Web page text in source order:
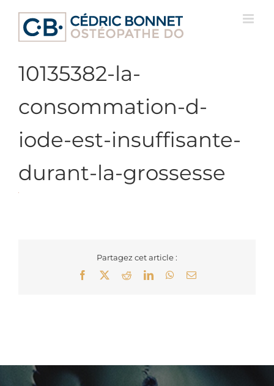
contenu
10135382-la-
consommation-d-
iode-est-insuffisante-
durant-la-grossesse
Partagez cet article :
Facebook
RedditLinkedInWhatsApp
Email